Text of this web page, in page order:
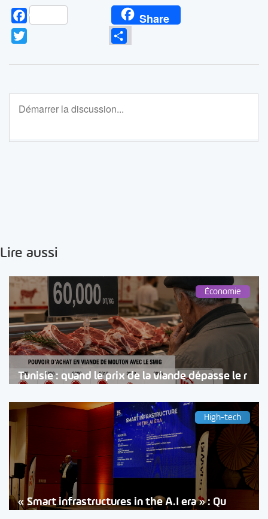
Facebook Share
Partager
Lire aussi
Économie
Tunisie : quand le prix de la viande dépasse le r
High-tech
« Smart infrastructures in the A.I era » : Qu